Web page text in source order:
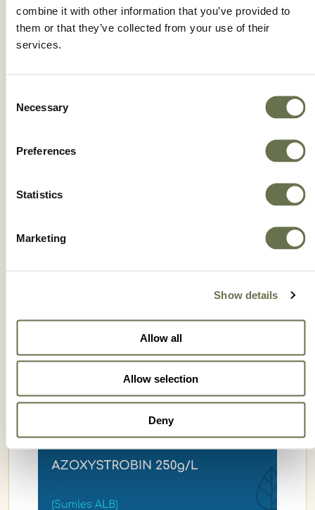
combine it with other information that you’ve provided to
them or that they’ve collected from your use of their
services.
Selection
Necessary
Preferences
Statistics
Marketing
Show details
Allow all
Allow selection
Deny
ATANOR | GLIFOSATO 54% SL | (POWER PLUS II)